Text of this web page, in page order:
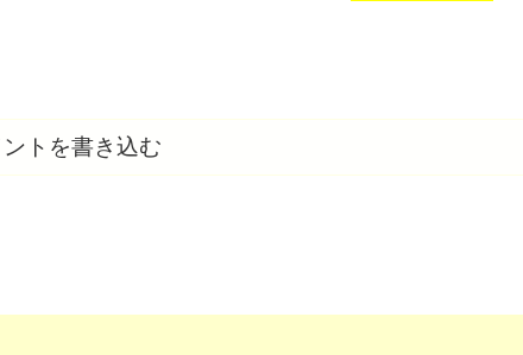
ントを書き込む